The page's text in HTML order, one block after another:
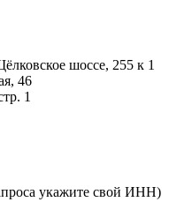
шоссе, 255 к 1
46
1
укажите свой ИНН)